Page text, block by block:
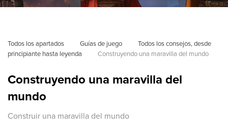
Todos los apartados Guías de juego
Todos los consejos, desde
principiante hasta leyenda
Construyendo una maravilla del mundo
Construyendo una maravilla del
mundo
Construir una maravilla del mundo